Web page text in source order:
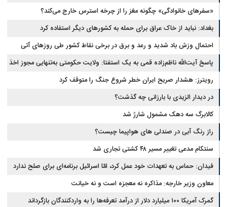
«سفرهای خانوادگی» چگونه مغز را از چرخه استرس خارج می‌کند؟
بغداد: نباید از خاک عراق برای حمله به کشورهای دیگر استفاده کرد
احتمال وزش باد شدید و رعد و برق در برخی نقاط کشور طی روزهای آتی
پاسخ آیت‌الله ناظم‌زاده قمی به یک استفتا: ولایت حکومتی به‌تنهایی مجوز اخذ
وجوهات شرعیه نیست
رویترز: هشدار صریح ایران خطر شروع جنگ را متوقف کرد
در دیدار الزیدی با بارزانی چه گذشت؟
کالابرگ سه دهک مشمول شارژ شد
راز رنگ آبی در صندلی های هواپیما چیست؟
سنتکام مدعی تغییر مسیر ۴۸ کشتی تجاری شد
فیدان: حماس به تعهدات خود عمل کرد، امّا اسرائیل برنامه‌ای برای صلح ندارد
معاون وزیر خارجه: مذاکره نه معجزه است و نه خیانت
گمرک آمریکا ۱۰۰ میلیارد دلار از درآمد تعرفه‌ها را به واردکنندگان بازگرداند